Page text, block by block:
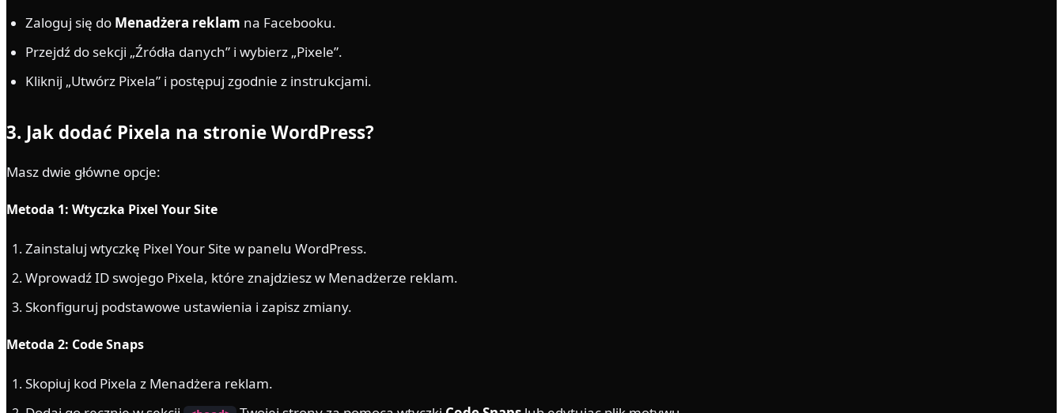
Zaloguj się do Menadżera reklam na Facebooku.
Przejdź do sekcji „Źródła danych” i wybierz „Pixele”.
Kliknij „Utwórz Pixela” i postępuj zgodnie z instrukcjami.
3. Jak dodać Pixela na stronie WordPress?
Masz dwie główne opcje:
Metoda 1: Wtyczka Pixel Your Site
Zainstaluj wtyczkę Pixel Your Site w panelu WordPress.
Wprowadź ID swojego Pixela, które znajdziesz w Menadżerze reklam.
Skonfiguruj podstawowe ustawienia i zapisz zmiany.
Metoda 2: Code Snaps
Skopiuj kod Pixela z Menadżera reklam.